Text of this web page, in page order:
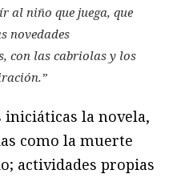
al niño que juega, que
novedades
con las cabriolas y los
.”
iniciáticas la novela,
como la muerte
actividades propias